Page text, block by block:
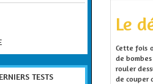
TESTS
Le
Cette fois
de
rouler
de couper